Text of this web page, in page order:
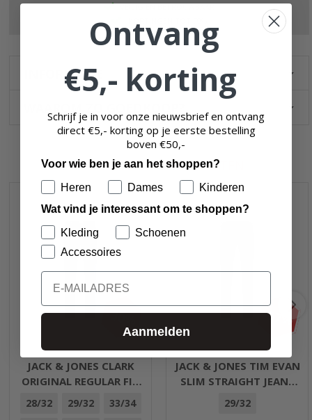
VEILIG EN BETROUWBAAR
INFORMATIE
GERELATEERDE PRODUCTEN
JACK & JONES CLARK
ORIGINAL REGULAR FIT
-30%
28/32 29/32
33/34
JACK & JONES TIM EVAN
SLIM STRAIGHT JEANS
-57%
29/32
Ontvang
€5,- korting
Schrijf je in voor onze nieuwsbrief en ontvang
direct €5,- korting op je eerste bestelling
boven €50,-
Voor wie ben je aan het shoppen?
Heren
Dames
Kinderen
Wat vind je interessant om te shoppen?
Kleding
Schoenen
Accessoires
Email
Aanmelden